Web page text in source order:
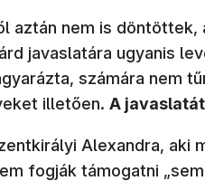
aztán nem is
javaslatára ugyanis
számára nem
illetően. A
Alexandra, aki
fogják támogatni